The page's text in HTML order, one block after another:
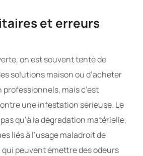
et erreurs
on est souvent tenté de
solutions maison ou d’acheter
mais c’est
une infestation sérieuse. Le
qu’à la dégradation matérielle,
liés à l’usage maladroit de
peuvent émettre des odeurs